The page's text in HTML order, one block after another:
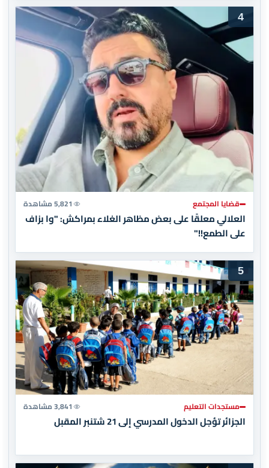
4
قضايا المجتمع 5,821 مشاهدة
العلالي معلقًا على بعض مظاهر الغلاء بمراكش: "وا بزاف
على الطمع!!"
5
مستجدات التعليم 3,841 مشاهدة
الجزائر تؤجل الدخول المدرسي إلى 21 شتنبر المقبل